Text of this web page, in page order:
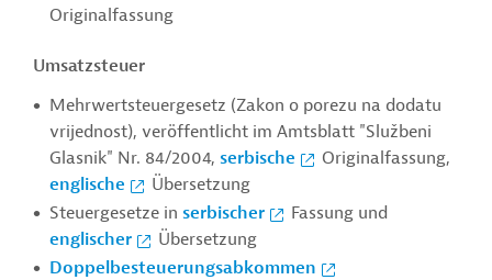
Originalfassung
Umsatzsteuer
Mehrwertsteuergesetz (Zakon o porezu na dodatu
vrijednost), veröffentlicht im Amtsblatt "Službeni
Glasnik" Nr. 84/2004, serbische
Originalfassung,
englische
Übersetzung
Steuergesetze in serbischer
Fassung und
englischer
Übersetzung
Doppelbesteuerungsabkommen